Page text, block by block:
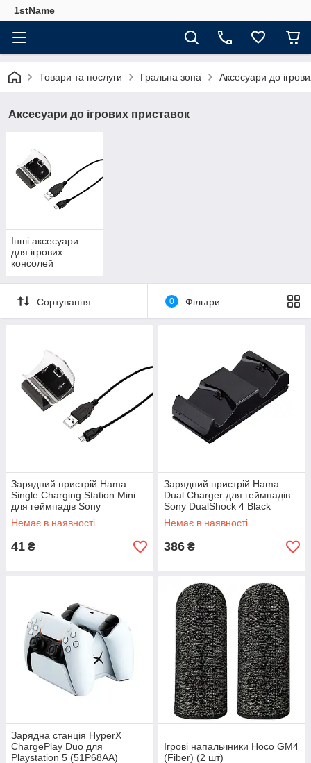
1stName
Товари та послуги Гральна зона Аксесуари до
Аксесуари до ігрових приставок
Інші аксесуари
для ігрових
консолей
Сортування 0 Фільтри
Зарядний пристрій Hama
Single Charging Station Mini
для геймпадів Sony
DualShock 4 Black (00115468)
Немає в наявності
41 ₴
Зарядний пристрій Hama
Dual Charger для геймпадів
Sony DualShock 4 Black
(00115480)
Немає в наявності
386 ₴
Зарядна станція HyperX
ChargePlay Duo для
Playstation 5 (51P68AA)
Ігрові напальчники Hoco GM4
(Fiber) (2 шт)